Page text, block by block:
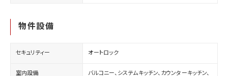
物件設備
セキュリティー オートロック
室内設備
バルコニー、システムキッチン、カウンターキッチン、